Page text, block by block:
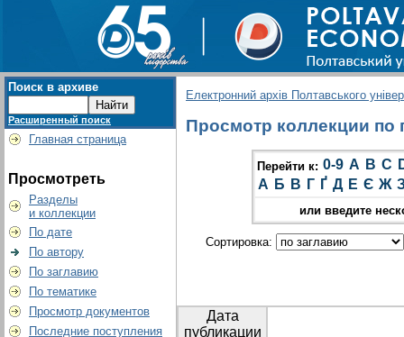
Поиск в архиве
Расширенный поиск
Главная страница
Просмотреть
Разделы
и коллекции
По дате
По автору
По заглавию
По тематике
Просмотр документов
Последние поступления
Електронний архів Полтавського
Просмотр коллекции по
Перейти к: 0-9 A B C
А Б В Г Ґ Д Е Є Ж
или введите
Сортировка:
Дата
публикации